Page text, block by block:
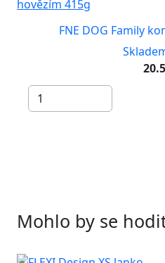
FNE DOG Family
Mohlo by se